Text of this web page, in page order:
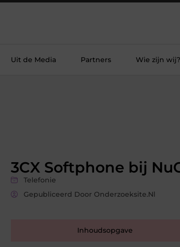
Uit de Media Partners Wie zijn wij?
3CX Softphone bij
Telefonie
Gepubliceerd Door Onderzoeksite.nl
Inhoudsopgave